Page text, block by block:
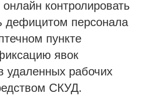
онлайн контролировать
дефицитом персонала
пункте
явок
удаленных рабочих
СКУД.